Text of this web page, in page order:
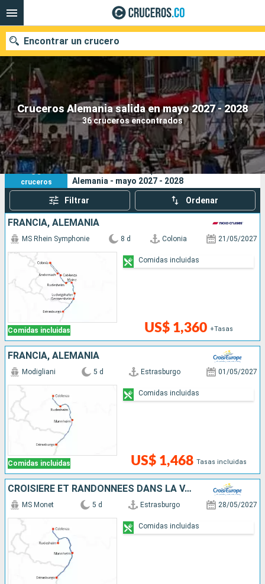
Cruceros Alemania salida en mayo 2027 - 2028
36 cruceros encontrados
Encontrar un crucero
Fecha de salida
Buscar
36
cruceros
Sus criterios de búsqueda:
Alemania - mayo 2027 - 2028
Filtrar Ordenar
FRANCIA, ALEMANIA
Comidas incluidas
MS Rhein Symphonie 8 d Colonia 21/05/2027
US$ 1,360 +Tasas
Comidas incluidas
FRANCIA, ALEMANIA
Comidas incluidas
Modigliani 5 d Estrasburgo 01/05/2027
US$ 1,468 Tasas incluidas
Comidas incluidas
CROISIÈRE ET RANDONNÉES DANS LA VALLÉE DU RHIN - HISTOIRE, TRADITIONS ET AMBIANCE RHÉNANE
MS Monet 5 d Estrasburgo 28/05/2027
Comidas incluidas